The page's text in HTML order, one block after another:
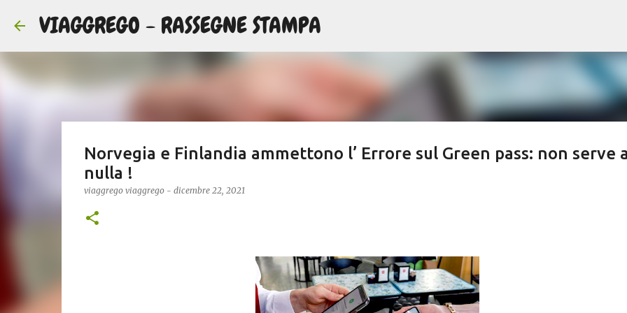
VIAGGREGO - RASSEGNE STAMPA
Norvegia e Finlandia ammettono l’ Errore sul Green pass: non serve
nulla !
viaggrego viaggrego - dicembre 22, 2021